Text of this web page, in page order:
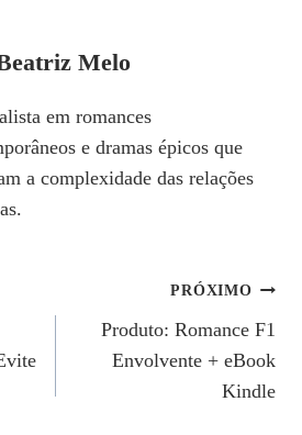
Melo
em romances
e dramas épicos que
a complexidade das relações
PRÓXIMO
Produto: Romance F1
Envolvente + eBook
Kindle